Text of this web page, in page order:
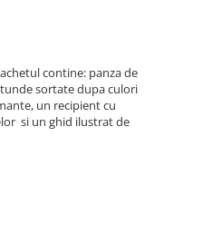
contine: panza de
sortate dupa culori
un recipient cu
si un ghid ilustrat de